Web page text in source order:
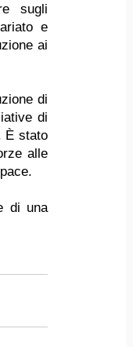
sugli
e
ai
di
di
È stato
alle
di una